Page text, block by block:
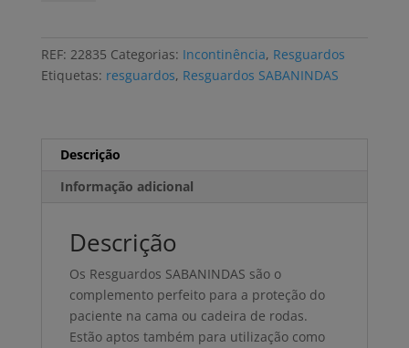
60x60
REF: 22835 Categorias: Incontinência, Resguardos
Etiquetas: resguardos, Resguardos SABANINDAS
Descrição
Informação adicional
Descrição
Os Resguardos SABANINDAS são o
complemento perfeito para a proteção do
paciente na cama ou cadeira de rodas.
Estão aptos também para utilização como